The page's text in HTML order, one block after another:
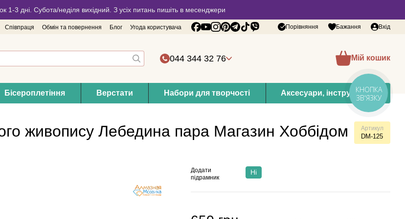
1-3 дні. Субота/неділя вихідний. З усіх питань пишіть в месенджери
Співпраця Обмін та повернення Блог Угода користувача Порівняння Бажання Вхід
044 344 32 76 Мій кошик
Бісероплетіння Верстати Набори для творчості Аксесуари, інструменти
живопису Лебедина пара Магазин Хоббідом Артикул
DM-125
Додати
підрамник
Ні
КНОПКА
ЗВ'ЯЗКУ